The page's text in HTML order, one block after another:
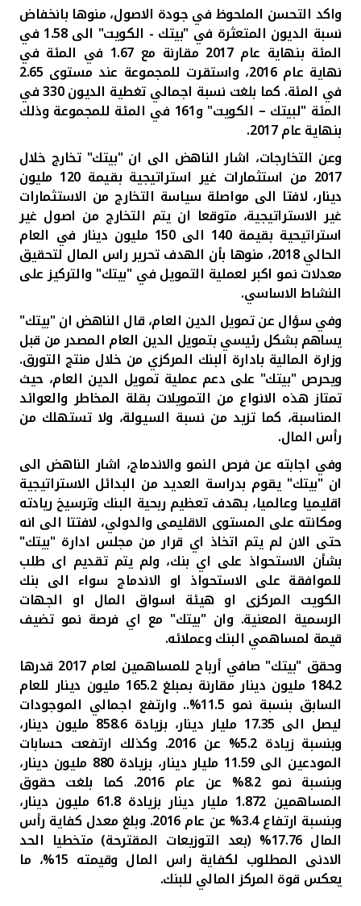
واكد التحسن الملحوظ في جودة الاصول، منوها بانخفاض
نسبة الديون المتعثرة في "بيتك - الكويت" الى 1.58 في
المئة بنهاية عام 2017 مقارنة مع 1.67 في المئة في
نهاية عام 2016، واستقرت للمجموعة عند مستوى 2.65
في المئة. كما بلغت نسبة اجمالي تغطية الديون 330 في
المئة "لبيتك – الكويت" و161 في المئة للمجموعة وذلك
بنهاية عام 2017.
وعن التخارجات، اشار الناهض الى ان "بيتك" تخارج خلال
2017 من استثمارات غير استراتيجية بقيمة 120 مليون
دينار، لافتا الى مواصلة سياسة التخارج من الاستثمارات
غير الاستراتيجية، متوقعا ان يتم التخارج من اصول غير
استراتيحية بقيمة 140 الى 150 مليون دينار في العام
الحالي 2018، منوها بأن الهدف تحرير راس المال لتحقيق
معدلات نمو اكبر لعملية التمويل في "بيتك" والتركيز على
النشاط الاساسي.
وفي سؤال عن تمويل الدين العام، قال الناهض ان "بيتك"
يساهم بشكل رئيسي بتمويل الدين العام المصدر من قبل
وزارة المالية بادارة البنك المركزي من خلال منتج التورق.
ويحرص "بيتك" على دعم عملية تمويل الدين العام، حيث
تمتاز هذه الانواع من التمويلات بقلة المخاطر والعوائد
المناسبة، كما تزيد من نسبة السيولة، ولا تستهلك من
رأس المال.
وفي اجابته عن فرص النمو والاندماج، اشار الناهض الى
ان "بيتك" يقوم بدراسة العديد من البدائل الاستراتيجية
اقليميا وعالميا، بهدف تعظيم ربحية البنك وترسيخ ريادته
ومكانته على المستوى الاقليمى والدولي، لافتتا الى انه
حتى الان لم يتم اتخاذ اي قرار من مجلس ادارة "بيتك"
بشأن الاستحواذ على اي بنك، ولم يتم تقديم اى طلب
للموافقة على الاستحواذ او الاندماج سواء الى بنك
الكويت المركزى او هيئة اسواق المال او الجهات
الرسمية المعنية. وان "بيتك" مع اي فرصة نمو تضيف
قيمة لمساهمي البنك وعملائه.
وحقق "بيتك" صافي أرباح للمساهمين لعام 2017 قدرها
184.2 مليون دينار مقارنة بمبلغ 165.2 مليون دينار للعام
السابق بنسبة نمو 11.5 %.. وارتفع اجمالي الموجودات
ليصل الى 17.35 مليار دينار، بزيادة 858.6 مليون دينار،
وبنسبة زيادة 5.2% عن 2016. وكذلك ارتفعت حسابات
المودعين الى 11.59 مليار دينار، بزيادة 880 مليون دينار،
وبنسبة نمو 8.2% عن عام 2016 . كما بلغت حقوق
المساهمين 1.872 مليار دينار بزيادة 61.8 مليون دينار،
وبنسبة ارتفاع 3.4% عن عام 2016. وبلغ معدل كفاية رأس
المال 17.76% (بعد التوزيعات المقترحة) متخطيا الحد
الادنى المطلوب لكفاية راس المال وقيمته 15%، ما
يعكس قوة المركز المالي للبنك.